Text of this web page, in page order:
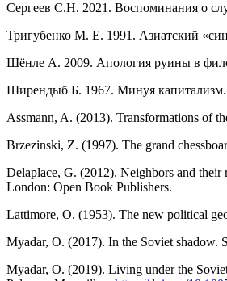
Сергеев С.Н. 2021. Воспоминания о
Тригубенко М. Е. 1991. Азиатский
Шёнле А. 2009. Апология руины в
Ширендыб Б. 1967. Минуя капитализм.
Assmann, A. (2013). Transformations of
Brzezinski, Z. (1997). The grand
Delaplace, G. (2012). Neighbors and
London: Open Book Publishers.
Lattimore, O. (1953). The new political
Myadar, O. (2017). In the Soviet shadow.
Myadar, O. (2019). Living under the